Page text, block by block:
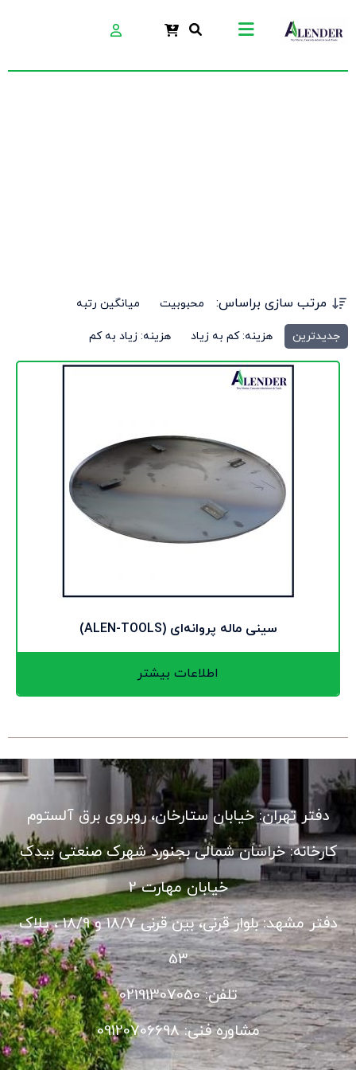
مرتب سازی براساس: محبوبیت میانگین رتبه
جدیدترین هزینه: کم به زیاد هزینه: زیاد به کم
سینی ماله پروانه‌ای (ALEN-TOOLS)
اطلاعات بیشتر
دفتر تهران: خیابان ستارخان، روبروی برق آلستوم
کارخانه: خراسان شمالی بجنورد شهرک صنعتی بیدک
خیابان مهارت 2
دفتر مشهد: بلوار قرنی، بین قرنی 18/7 و 18/9 ، پلاک
53
تلفن: 02191307050
مشاوره فنی: 09120706698